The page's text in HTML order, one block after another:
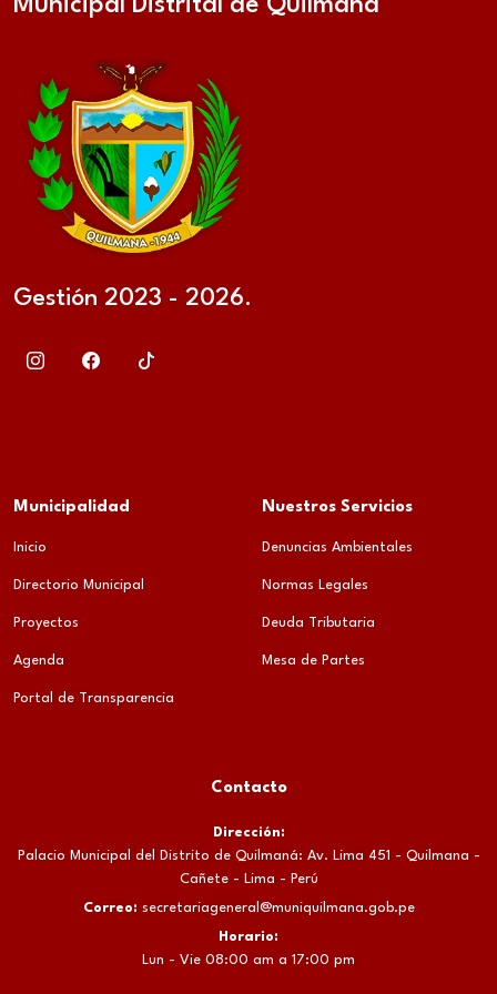
Municipal Distrital de Quilmaná
Gestión 2023 - 2026.
Municipalidad
Inicio
Directorio Municipal
Proyectos
Agenda
Portal de Transparencia
Nuestros Servicios
Denuncias Ambientales
Normas Legales
Deuda Tributaria
Mesa de Partes
Contacto
Dirección:
Palacio Municipal del Distrito de Quilmaná: Av. Lima 451 - Quilmana -
Cañete - Lima - Perú
Correo: secretariageneral@muniquilmana.gob.pe
Horario:
Lun - Vie 08:00 am a 17:00 pm